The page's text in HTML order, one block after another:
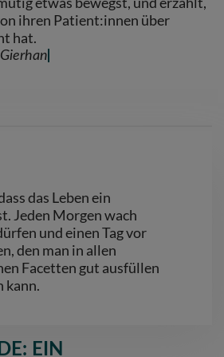
ihren Patient:innen über
hat.
das Leben ein
Jeden Morgen wach
und einen Tag vor
den man in allen
Facetten gut ausfüllen
kann.
EIN